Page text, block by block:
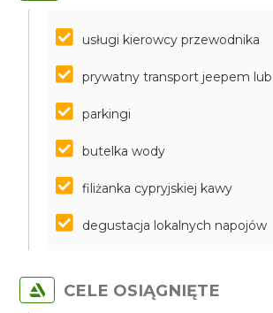
usługi kierowcy przewodnika
prywatny transport jeepem
parkingi
butelka wody
filiżanka cypryjskiej kawy
degustacja lokalnych napojów
CELE OSIĄGNIĘTE